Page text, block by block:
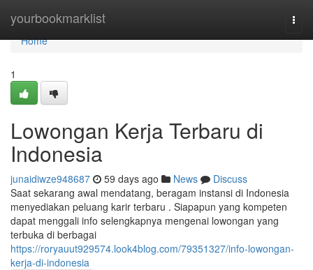
yourbookmarklist
Home
Home
1
Lowongan Kerja Terbaru di
Indonesia
junaidiwze948687 59 days ago News
Discuss
Saat sekarang awal mendatang, beragam instansi di Indonesia
menyediakan peluang karir terbaru . Siapapun yang kompeten
dapat menggali info selengkapnya mengenai lowongan yang
terbuka di berbagai
https://roryauut929574.look4blog.com/79351327/info-lowongan-
kerja-di-indonesia